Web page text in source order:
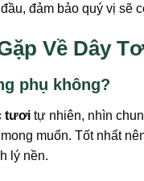
đảm bảo quý vị sẽ
Về Dây
phụ không?
tươi tự nhiên, nhìn
muốn. Tốt nhất
lý nền.